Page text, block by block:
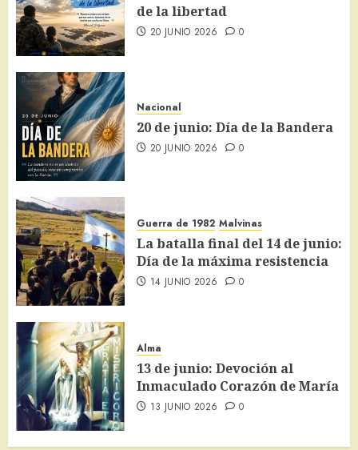
de la libertad
20 JUNIO 2026 0
Nacional
20 de junio: Día de la Bandera
20 JUNIO 2026 0
Guerra de 1982 Malvinas
La batalla final del 14 de junio:
Día de la máxima resistencia
14 JUNIO 2026 0
Alma
13 de junio: Devoción al
Inmaculado Corazón de María
13 JUNIO 2026 0